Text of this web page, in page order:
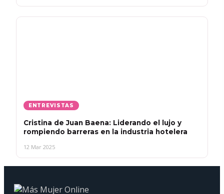
ENTREVISTAS
Cristina de Juan Baena: Liderando el lujo y
rompiendo barreras en la industria hotelera
12 Mar 2025